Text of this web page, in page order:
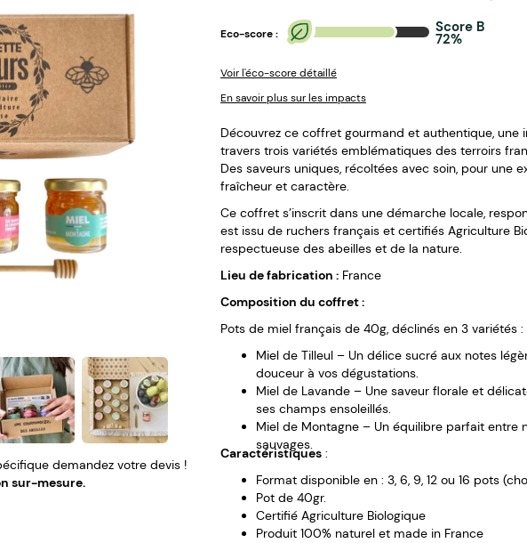
demandez votre devis !
sur-mesure.
Eco-score : Score B
72%
Voir l'éco-score détaillé
En savoir plus sur les impacts
Découvrez ce coffret gourmand et authentique, une
travers trois variétés emblématiques des terroirs
Des saveurs uniques, récoltées avec soin, pour une
fraîcheur et caractère.
Ce coffret s’inscrit dans une démarche locale,
est issu de ruchers français et certifiés Agriculture
respectueuse des abeilles et de la nature.
Lieu de fabrication : France
Composition du coffret :
Pots de miel français de 40g, déclinés en 3 variétés :
Miel de Tilleul – Un délice sucré aux notes
douceur à vos dégustations.
Miel de Lavande – Une saveur florale et
ses champs ensoleillés.
Miel de Montagne – Un équilibre parfait entre
sauvages.
Caractéristiques :
Format disponible en : 3, 6, 9, 12 ou 16 pots
Pot de 40gr.
Certifié Agriculture Biologique
Produit 100% naturel et made in France